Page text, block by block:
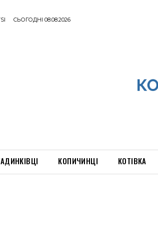
СЬОГОДНІ 08.08.2026
КОПИЧИНЦІ КОТІВКА